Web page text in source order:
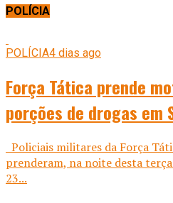
POLÍCIA
POLÍCIA4 dias ago
Força Tática prende
porções de drogas em
Policiais militares da Força
prenderam, na noite desta
23...